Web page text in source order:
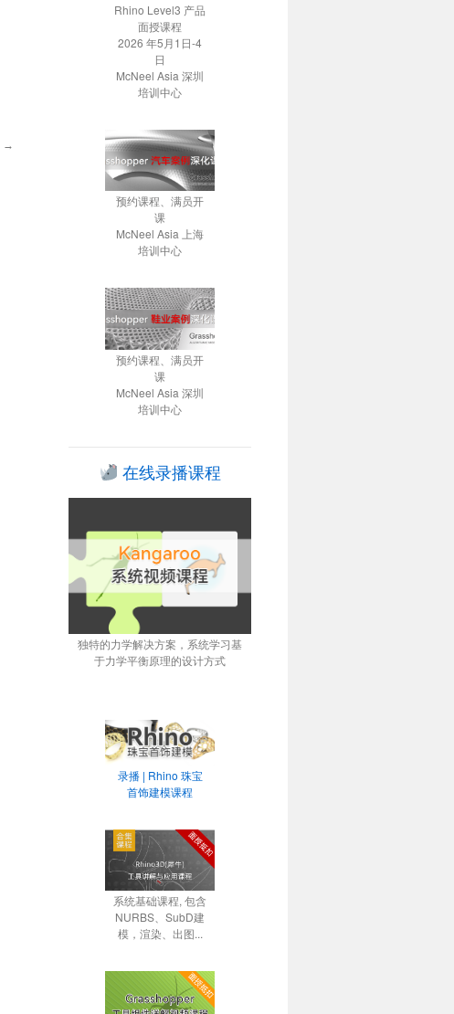
→
Rhino Level3 产品
面授课程
2026 年5月1日-4
日
McNeel Asia 深圳
培训中心
预约课程、满员开
课
McNeel Asia 上海
培训中心
预约课程、满员开
课
McNeel Asia 深圳
培训中心
在线录播课程
独特的力学解决方案，系统学习基
于力学平衡原理的设计方式
录播 | Rhino 珠宝
首饰建模课程
系统基础课程, 包含
NURBS、SubD建
模，渲染、出图...